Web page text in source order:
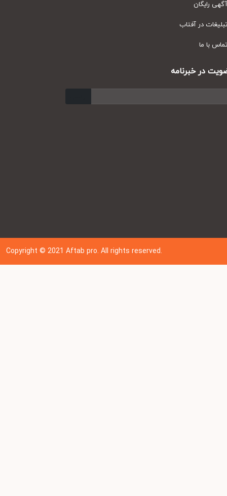
رایگان
در آفتاب
با ما
در خبرنامه
Copyright © 202 1Aftab pro. All rights reserved.